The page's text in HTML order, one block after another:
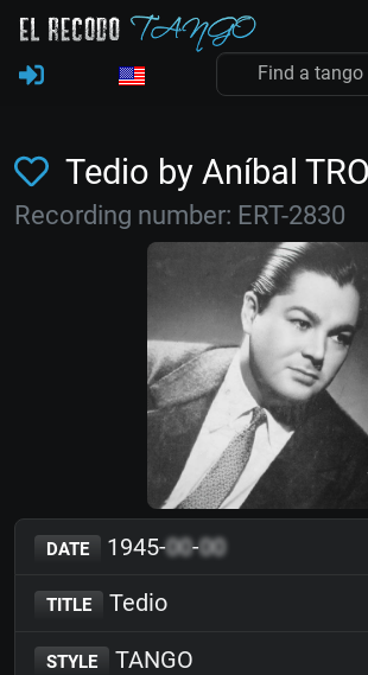
Tedio by Aníbal
Recording number: ERT-2830
DATE 1945-00-00
TITLE Tedio
STYLE TANGO